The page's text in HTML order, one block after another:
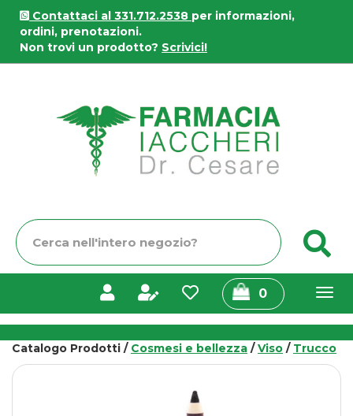
Passa
contenuto
principale
Contattaci al 331.712.2538 per informazioni,
ordini, prenotazioni.
Non trovi un prodotto? Scrivici!
Cerca
Prodotto
0prodotti
inseriti
Catalogo Prodotti / Cosmesi e bellezza /Viso / Trucco